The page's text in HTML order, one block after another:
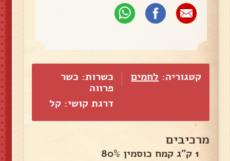
קטגוריה: לחמים
כשרות: כשר
פרווה
דרגת קושי: קל
מרכיבים
1 ק"ג קמח כוסמין 80%